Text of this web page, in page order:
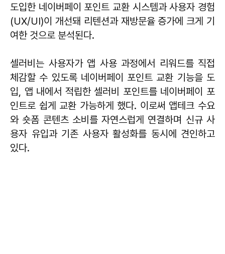
도입한 네이버페이 포인트 교환 시스템과 사용자 경험
(UX/UI)이 개선돼 리텐션과 재방문율 증가에 크게 기
여한 것으로 분석된다.
셀러비는 사용자가 앱 사용 과정에서 리워드를 직접
체감할 수 있도록 네이버페이 포인트 교환 기능을 도
입, 앱 내에서 적립한 셀러비 포인트를 네이버페이 포
인트로 쉽게 교환 가능하게 했다. 이로써 앱테크 수요
와 숏폼 콘텐츠 소비를 자연스럽게 연결하며 신규 사
용자 유입과 기존 사용자 활성화를 동시에 견인하고
있다.